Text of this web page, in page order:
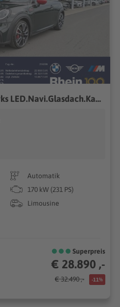
Mini John Cooper Works LED.Navi.Glasdach.Kamera.
Automatik
170 kW (231 PS)
Limousine
Superpreis
€ 28.890 ,-
€ 32.490 ,- -11%